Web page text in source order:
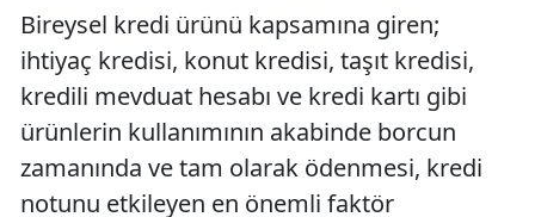
Bireysel kredi ürünü kapsamına giren;
ihtiyaç kredisi, konut kredisi, taşıt kredisi,
kredili mevduat hesabı ve kredi kartı gibi
ürünlerin kullanımının akabinde borcun
zamanında ve tam olarak ödenmesi, kredi
notunu etkileyen en önemli faktör